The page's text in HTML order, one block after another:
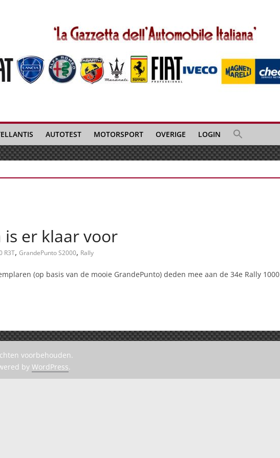
AUTOTEST MOTORSPORT OVERIGE LOGIN
er klaar voor
R3T, GrandePunto S2000, Rally
(op basis van de mooie GrandePunto) deden mee aan de 34e Rally 1000
voorbehouden.
by WordPress.